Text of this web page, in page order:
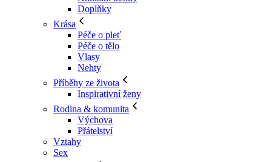
Doplňky
Krása
Péče o pleť
Péče o tělo
Vlasy
Nehty
Příběhy ze života
Inspirativní ženy
Rodina & komunita
Výchova
Přátelství
Vztahy
Sex